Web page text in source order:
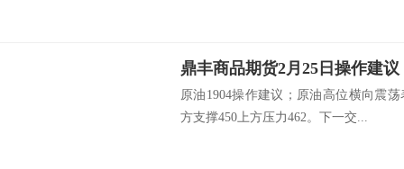
鼎丰商品期货2月25日操作建议
原油1904操作建议；原油高位横向震
方支撑450上方压力462。下一交...